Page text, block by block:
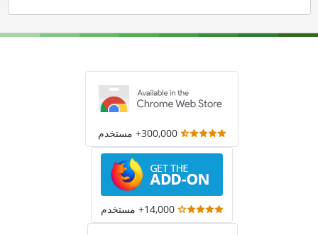
300,000+ مستخدم
14,000+ مستخدم